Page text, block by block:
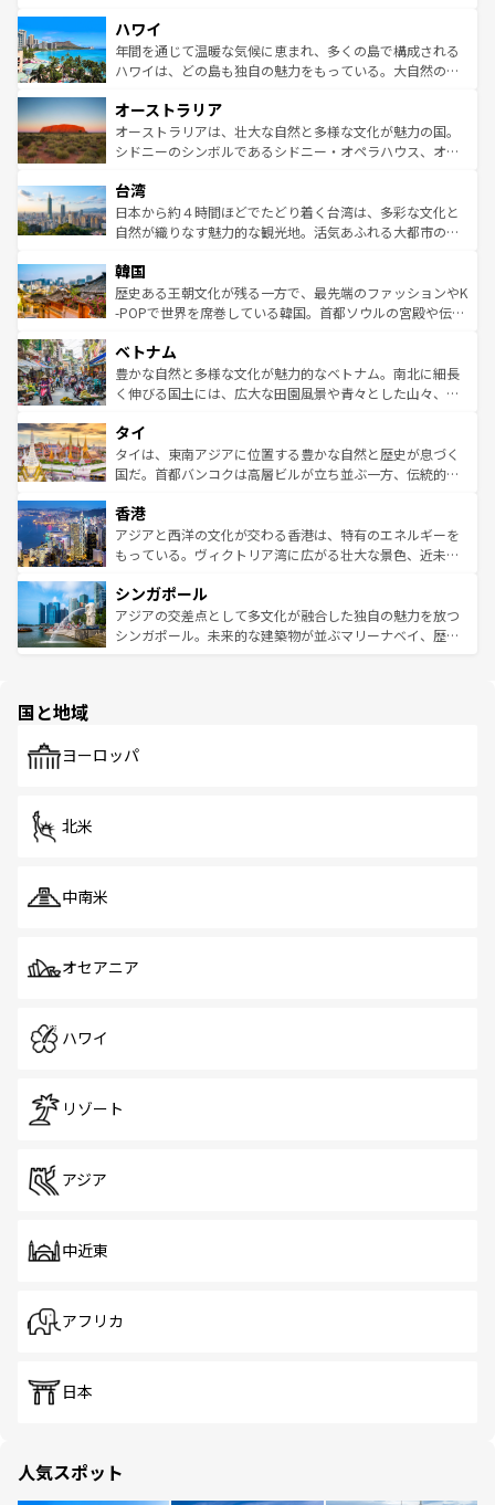
ば市内交通費無料で観光を楽しむこともできる。 なお、新
着のスイス情報はコンテンツ一覧 を参照してほしい。
のような巨大都市は、観光、ショッピング、エンターテイ
ンメントが詰まった刺激的なスポットだ。一方、アメリカ
西部には大自然が広がり、グランドキャニオンやイエロー
部のニューオーリンズでは、音楽と美食が融合した独特の
文化が魅力。旅行者はアメリカの各地域で異なる魅力を楽
しみながら、その多様性と豊かな歴史を感じることができ
ならではの贅沢な旅のスタイルだ。 なお、新着のアメリカ
情報はコンテンツ一覧を参照してほしい。
ハワイ
年間を通じて温暖な気候に恵まれ、多くの島で構成される
ハワイは、どの島も独自の魅力をもっている。大自然の神
ワイ島は見逃せない。また、定番の観光地といえばオアフ
島だが、静かな自然を求めるならマウイ島やカウアイ島が
おすすめ。エメラルドグリーンに輝く海をはじめ、豊かな
れるおもてなしの心で訪れる人々を迎えてくれるハワイの
人々、おいしいローカルフードやハワイアンミュージッ
ク、伝統的なフラダンスなど、すべてがハワイの魅力を彩
ワイを、存分に味わってほしい。 なお、新着のハワイ情報
はコンテンツ一覧を参照してほしい。
オーストラリア
オーストラリアは、壮大な自然と多様な文化が魅力の国。
シドニーのシンボルであるシドニー・オペラハウス、オー
リアリーフや大陸中央部にそびえるウルル（エアーズロッ
ク）、タスマニアの美しい原生林やケアンズの熱帯雨林な
ど、見どころがたくさん。また、カフェやワイン、オージ
いる。アクティビティも充実しており、サーフィンやダイ
ビング、ハイキングなど、アウトドア好きにはたまらな
い。オーストラリアの多彩な魅力を存分に味わいつくそ
参照してほしい。
台湾
日本から約４時間ほどでたどり着く台湾は、多彩な文化と
自然が織りなす魅力的な観光地。活気あふれる大都市の台
ン）、静ひつな山岳地帯である台湾東部など、都市の喧騒
と山間の静けさが共存しており、訪れる人に新しい発見と
驚きをもたらしてくれる。また、奥深い台湾の食文化も魅
容にもいいと評判のスイーツなど、バラエティ豊かな料理
が味わえる。 なお、新着の台湾情報は コンテンツ一覧を参
照してほしい。
韓国
歴史ある王朝文化が残る一方で、最先端のファッションやK
-POPで世界を席巻している韓国。首都ソウルの宮殿や伝統
き、地方に足を延ばせば四季折々の自然美を楽しむことが
できる。そして、キムチや焼肉、絶品のストリートフード
まで、さまざまな韓国料理が待っている。夜には、韓国な
リティに包まれながら、韓国の多彩な魅力を心ゆくまで味
わってみてほしい。 なお、新着の韓国情報はコンテンツ一
覧を参照してほしい。
ベトナム
豊かな自然と多様な文化が魅力的なベトナム。南北に細長
く伸びる国土には、広大な田園風景や青々とした山々、世
急速な発展と共に伝統が息づく。ハノイの古い町並みやホ
ーチミン市のフランス統治時代の建物も、独特の雰囲気を
醸し出している。また、バラエティの豊かさとおいしさで
とつ。フォーやバインミー、ベトナムコーヒーなどは、ぜ
ひ現地で味わいたい。どの地域を訪れてもあたたかい人々
が旅行者を迎えてくれるので、きっと忘れられない旅にな
参照してほしい。
タイ
タイは、東南アジアに位置する豊かな自然と歴史が息づく
国だ。首都バンコクは高層ビルが立ち並ぶ一方、伝統的な
の活気が交差している。北部ではチェンマイなどの山岳地
帯で自然と触れ合い、南部ではプーケットやクラビの美し
いビーチでリゾート気分を楽しむことができる。タイ料理
激する。気候は一年中温暖で、どの季節にも異なる楽しみ
が待っている。親しみやすいタイの人々、仏教を中心とし
た文化、そして多様な観光資源が、訪れる旅人を魅了し続
香港
アジアと西洋の文化が交わる香港は、特有のエネルギーを
もっている。ヴィクトリア湾に広がる壮大な景色、近未来
み、どこを訪れても感動するはず。観光スポットが密集し
ており、効率よく見どころを回れるのも魅力。息をのむよ
うな絶景から文化的な体験まで、香港を存分に楽しみ尽く
シンガポール
アジアの交差点として多文化が融合した独自の魅力を放つ
シンガポール。未来的な建築物が並ぶマリーナベイ、歴史
で、ホーカーズは地元の風情を楽しめる外せないスポット
国と地域
ヨーロッパ
北米
中南米
オセアニア
ハワイ
リゾート
アジア
中近東
アフリカ
日本
人気スポット